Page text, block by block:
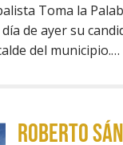
Toma la
de ayer su
del municipio.…
ROBERTO